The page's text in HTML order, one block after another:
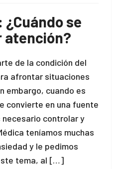
se
atención?
de la condición del
afrontar situaciones
embargo, cuando es
convierte en una fuente
controlar y
teníamos muchas
y le pedimos
tema, al […]